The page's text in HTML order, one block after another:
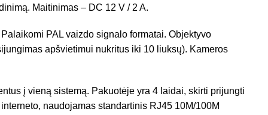
Maitinimas – DC 12 V / 2 A.
PAL vaizdo signalo formatai. Objektyvo
apšvietimui nukritus iki 10 liuksų). Kameros
į vieną sistemą. Pakuotėje yra 4 laidai, skirti prijungti
naudojamas standartinis RJ45 10M/100M